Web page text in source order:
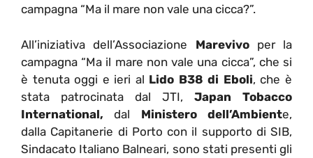
campagna “Ma il mare non vale una cicca?”.
All’iniziativa dell’Associazione Marevivoper la
campagna “Ma il mare non vale una cicca”, che si
è tenuta oggi e ieri al Lido B38 di Eboli, che è
stata patrocinata dal JTI, Japan Tobacco
International, dal Ministero dell’Ambiente,
dalla Capitanerie di Porto con il supporto di SIB,
Sindacato Italiano Balneari, sono stati presenti gli